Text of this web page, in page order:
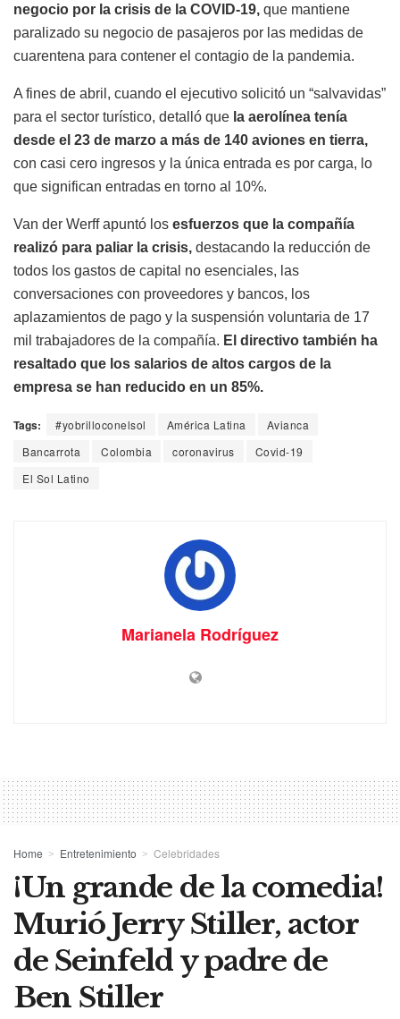
negocio por la crisis de la COVID-19, que mantiene
paralizado su negocio de pasajeros por las medidas de
cuarentena para contener el contagio de la pandemia.
A fines de abril, cuando el ejecutivo solicitó un “salvavidas”
para el sector turístico, detalló que la aerolínea tenía
desde el 23 de marzo a más de 140 aviones en tierra,
con casi cero ingresos y la única entrada es por carga, lo
que significan entradas en torno al 10%.
Van der Werff apuntó los esfuerzos que la compañía
realizó para paliar la crisis, destacando la reducción de
todos los gastos de capital no esenciales, las
conversaciones con proveedores y bancos, los
aplazamientos de pago y la suspensión voluntaria de 17
mil trabajadores de la compañía. El directivo también ha
resaltado que los salarios de altos cargos de la
empresa se han reducido en un 85%.
Tags: #yobrilloconelsol América Latina
Avianca
Bancarrota
Colombia coronavirus
Covid-19
El Sol Latino
Marianela Rodríguez
Home Entretenimiento Celebridades
¡Un grande de la comedia!
Murió Jerry Stiller, actor
de Seinfeld y padre de
Ben Stiller